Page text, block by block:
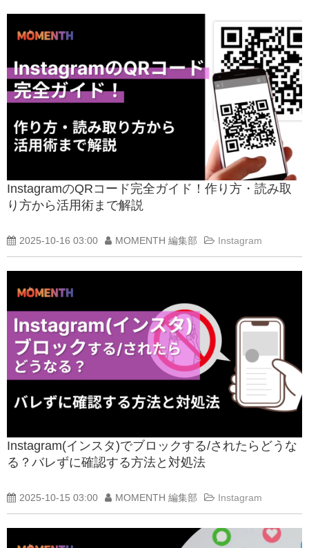
InstagramのQRコード完全ガイド！作り方・読み取
り方から活用術まで解説
2025-10-16 03:00 MOMENTH 編集部 Instagram
Instagram(インスタ)でブロックする/されたらどうな
る？バレずに確認する方法と対処法
2025-10-15 03:00 MOMENTH 編集部 Instagram